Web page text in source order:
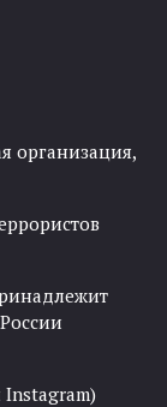
организация,
Instagram)